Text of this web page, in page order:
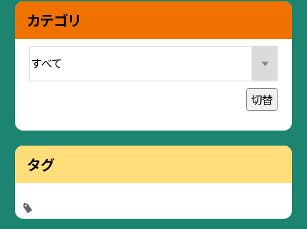
カテゴリ
切替
タグ